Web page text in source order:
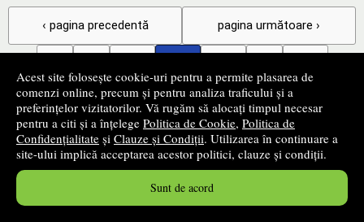
Acest site folosește cookie-uri pentru a permite plasarea de
comenzi online, precum și pentru analiza traficului și a
preferințelor vizitatorilor. Vă rugăm să alocați timpul necesar
pentru a citi și a înțelege Politica de Cookie, Politica de
Confidențialitate și Clauze și Condiții. Utilizarea în continuare a
site-ului implică acceptarea acestor politici, clauze și condiții.
Sunt de acord
Filtrează produsele +
+
‹ pagina precedentă pagina următoare ›
5761 - 5808din 6727produse